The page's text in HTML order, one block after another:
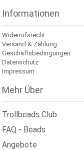
Informationen
Widerrufsrecht
Versand & Zahlung
Geschäftsbedingungen
Datenschutz
Impressum
Mehr Über
Trollbeads Club
FAQ - Beads
Angebote